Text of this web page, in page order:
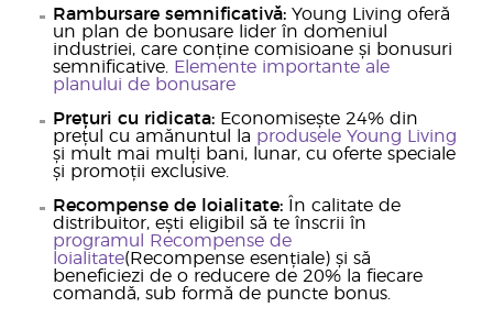
Rambursare semnificativă: Young Living oferă
un plan de bonusare lider în domeniul
industriei, care conține comisioane și bonusuri
semnificative.
Elemente importante ale
planului de bonusare
Prețuri cu ridicata: Economisește 24% din
prețul cu amănuntul la produsele Young Living
și mult mai mulți bani, lunar, cu oferte speciale
și promoții exclusive.
Recompense de loialitate:
În calitate de
distribuitor, ești eligibil să te înscrii în
programul Recompense de
loialitate(Recompense esențiale) și să
beneficiezi de o reducere de 20% la fiecare
comandă, sub formă de puncte bonus.